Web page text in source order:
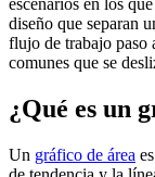
diseño que separan
flujo de trabajo paso
comunes que se
¿Qué es un
Un gráfico de área